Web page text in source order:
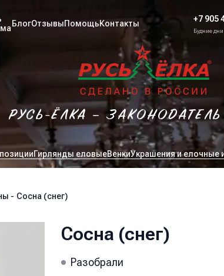
РУСЬ-ЁЛКА –
БлогОтзывыПомощьКонтакты +7 905
Будние дни
Гирлянды еловыеВенкиУкрашения и елочные
- Сосна (снег)
Сосна (снег)
Разобрали